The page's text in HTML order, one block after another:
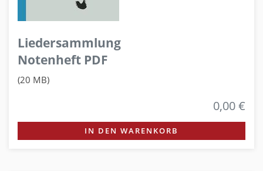
Liedersammlung
Notenheft PDF
(20 MB)
0,00 €
IN DEN WARENKORB